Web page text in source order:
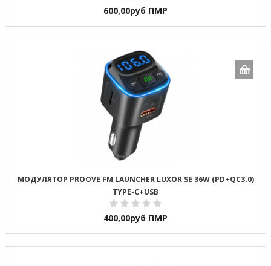
600,00руб ПМР
МОДУЛЯТОР PROOVE FM LAUNCHER LUXOR SE 36W (PD+QC3.0)
TYPE-C+USB
400,00руб ПМР